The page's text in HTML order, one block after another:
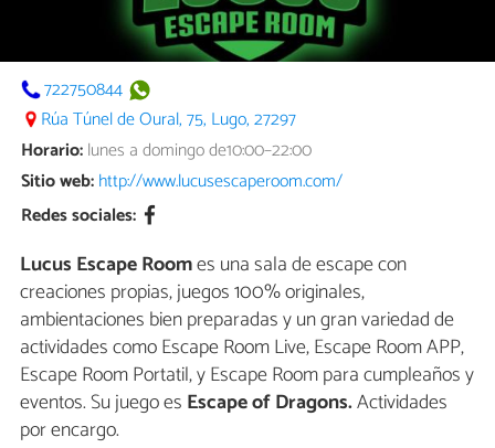
722750844
Rúa Túnel de Oural, 75, Lugo, 27297
Horario:lunes a domingo de10:00–22:00
Sitio web:http://www.lucusescaperoom.com/
Redes sociales:
Lucus Escape Roomes una sala de escape con
creaciones propias, juegos 100% originales,
ambientaciones bien preparadas y un gran variedad de
actividades como Escape Room Live, Escape Room APP,
Escape Room Portatil, y Escape Room para cumpleaños y
eventos. Su juego es Escape of Dragons.Actividades
por encargo.